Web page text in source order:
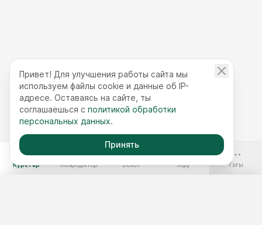
Курстар Жеңілдіктер Себет Кіру Тағы
Привет! Для улучшения работы сайта мы
используем файлы cookie и данные об IP-
адресе. Оставаясь на сайте, ты
соглашаешься с политикой обработки
персональных данных.
Принять